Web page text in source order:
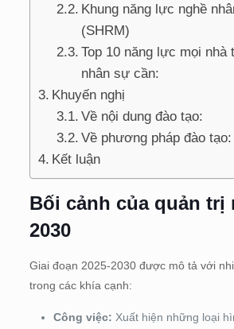
Khung năng lực nghề
(SHRM)
Top 10 năng lực mọi nhà
nhân sự cần:
Khuyến nghị
Về nội dung đào tạo:
Về phương pháp đào tạo:
Kết luận
Bối cảnh của quản trị
2030
Giai đoạn 2025-2030 được mô tả với
trong các khía cạnh:
Công việc: Xuất hiện những loại